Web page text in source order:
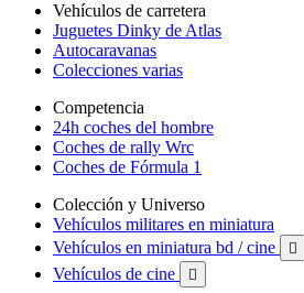
Vehículos de carretera
Juguetes Dinky de Atlas
Autocaravanas
Colecciones varias
Competencia
24h coches del hombre
Coches de rally Wrc
Coches de Fórmula 1
Colección y Universo
Vehículos militares en miniatura
Vehículos en miniatura bd / cine

Vehículos de cine 